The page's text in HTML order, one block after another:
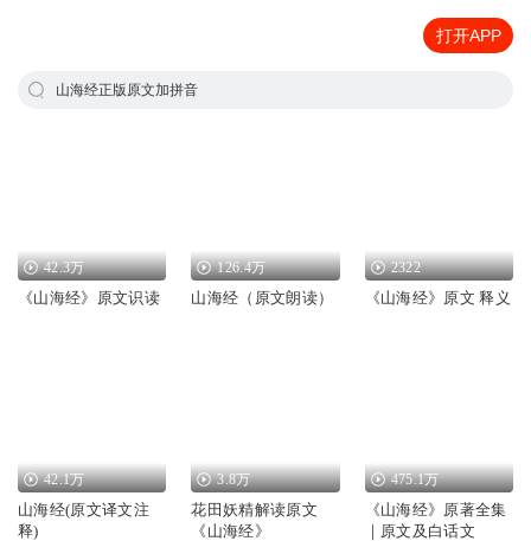
打开APP
山海经正版原文加拼音
42.3万
《山海经》原文识读
126.4万
山海经（原文朗读）
2322
《山海经》原文 释义
42.1万
山海经(原文译文注
释)
3.8万
花田妖精解读原文
《山海经》
475.1万
《山海经》原著全集
｜原文及白话文